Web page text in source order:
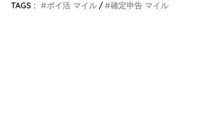
TAGS :
ポイ活 マイル 確定申告 マイル